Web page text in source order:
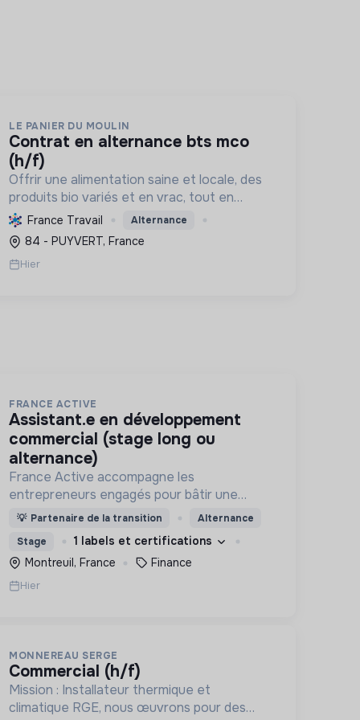
LE PANIER DU MOULIN
contrat en alternance bts mco
(h/f)
Offrir une alimentation saine et locale, des
produits bio variés et en vrac, tout en
soutenant l'économie régionale et la
transition écologique.
France Travail Alternance
84 - PUYVERT, France
Hier
FRANCE ACTIVE
assistant.e en développement
commercial (stage long ou
alternance)
France Active accompagne les
entrepreneurs engagés pour bâtir une
économie et une société plus inclusive et
💡 Partenaire de la transition
Alternance
Stage
1 labels et certifications
Montreuil, France
Finance
Hier
MONNEREAU SERGE
commercial (h/f)
Mission : Installateur thermique et
climatique RGE, nous œuvrons pour des